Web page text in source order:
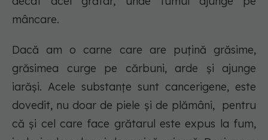
mâncare.
Dacă am o carne care are puțină grăsime,
grăsimea curge pe cărbuni, arde și ajunge
iarăși. Acele substanțe sunt cancerigene, este
dovedit, nu doar de piele și de plămâni, pentru
că și cel care face grătarul este expus la fum,